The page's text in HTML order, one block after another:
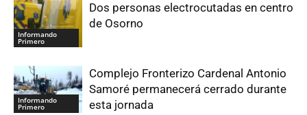
Informando
Primero
Dos personas electrocutadas en centro
de Osorno
Informando
Primero
Complejo Fronterizo Cardenal Antonio
Samoré permanecerá cerrado durante
esta jornada